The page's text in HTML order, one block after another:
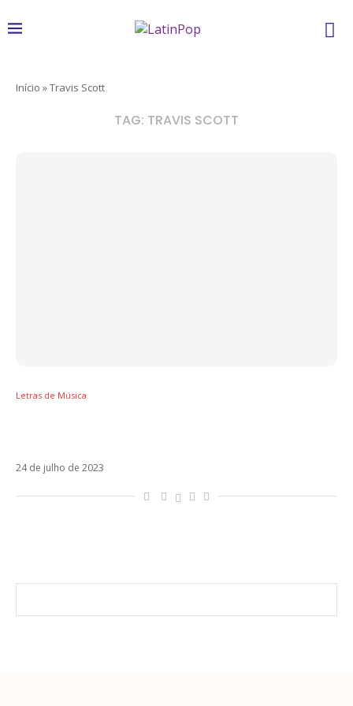
Início »Travis Scott
TAG: TRAVIS SCOTT
Letras de Música
24 de julho de 2023